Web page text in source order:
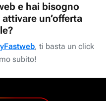
e hai bisogno
un’offerta
, ti basta un click
subito!